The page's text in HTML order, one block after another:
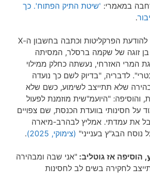
במאמרי: 'שיטת התיק הפתוח'. כך
.
גוטליב התייחסה להודעת הפרקליטות וכתבה בחשבון ה-X
זוגה של שקמה ברסלר, המסיתה
המרי האזרחי, נעשתה כחלק ממילוי
לדבריה, "בדיוק לשם כך נועדה
שלא תתייצב לשימוע, כשם שלא
והוסיפה: "היועמ"שית מוזמנת לפעול
על חסינותי בוועדת הכנסת, שם צפויים
את עמדתי. אמליץ לבהרב-מיארה
נוסח הבג"ץ בענייני" (צימוקי, 2025) .
"אני שבה ומבהירה
לחקירה בשים לב לחסינות